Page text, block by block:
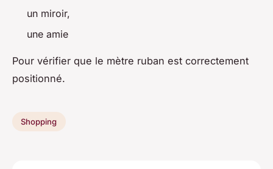
un miroir,
une amie
Pour vérifier que le mètre ruban est correctement
positionné.
Shopping